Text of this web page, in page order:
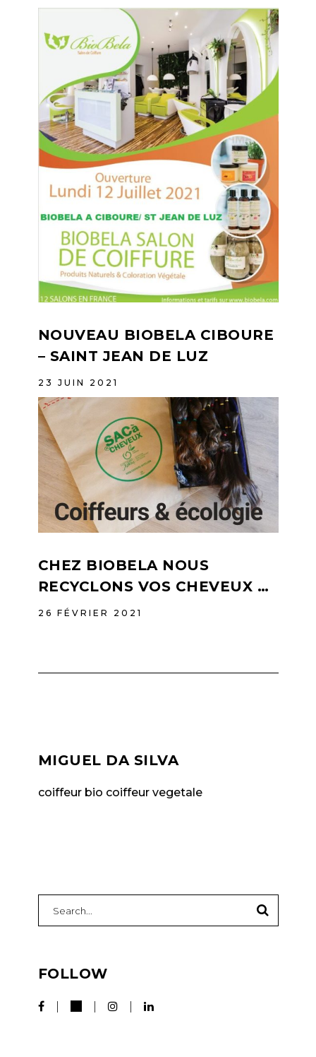
NOUVEAU BIOBELA CIBOURE
– SAINT JEAN DE LUZ
23 JUIN 2021
CHEZ BIOBELA NOUS
RECYCLONS VOS CHEVEUX …
26 FÉVRIER 2021
MIGUEL DA SILVA
coiffeur bio coiffeur vegetale
FOLLOW